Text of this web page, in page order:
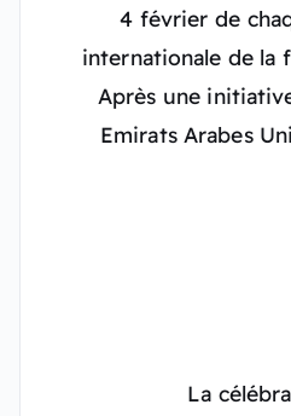
4 février de
internationale de la
Après une
Emirats Arabes
La